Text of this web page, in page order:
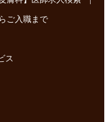
ご入職まで
ス